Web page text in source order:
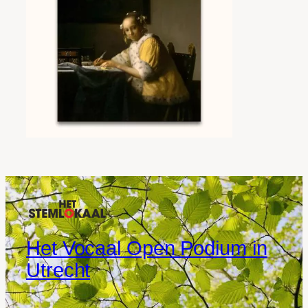
Het Vocaal Open Podium in
Utrecht